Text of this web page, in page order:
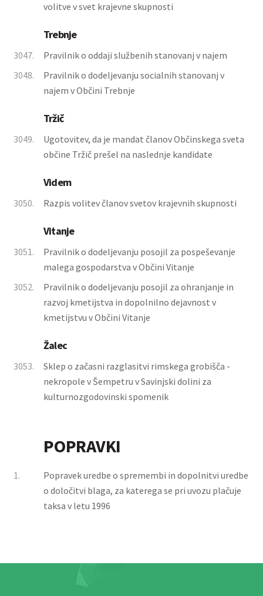
volitve v svet krajevne skupnosti
Trebnje
3047.
Pravilnik o oddaji službenih stanovanj v najem
3048.
Pravilnik o dodeljevanju socialnih stanovanj v
najem v Občini Trebnje
Tržič
3049.
Ugotovitev, da je mandat članov Občinskega sveta
občine Tržič prešel na naslednje kandidate
Videm
3050. Razpis volitev članov svetov krajevnih skupnosti
Vitanje
3051.
Pravilnik o dodeljevanju posojil za pospeševanje
malega gospodarstva v Občini Vitanje
3052.
Pravilnik o dodeljevanju posojil za ohranjanje in
razvoj kmetijstva in dopolnilno dejavnost v
kmetijstvu v Občini Vitanje
Žalec
3053.
Sklep o začasni razglasitvi rimskega grobišča -
nekropole v Šempetru v Savinjski dolini za
kulturnozgodovinski spomenik
POPRAVKI
1.
Popravek uredbe o spremembi in dopolnitvi uredbe
o določitvi blaga, za katerega se pri uvozu plačuje
taksa v letu 1996